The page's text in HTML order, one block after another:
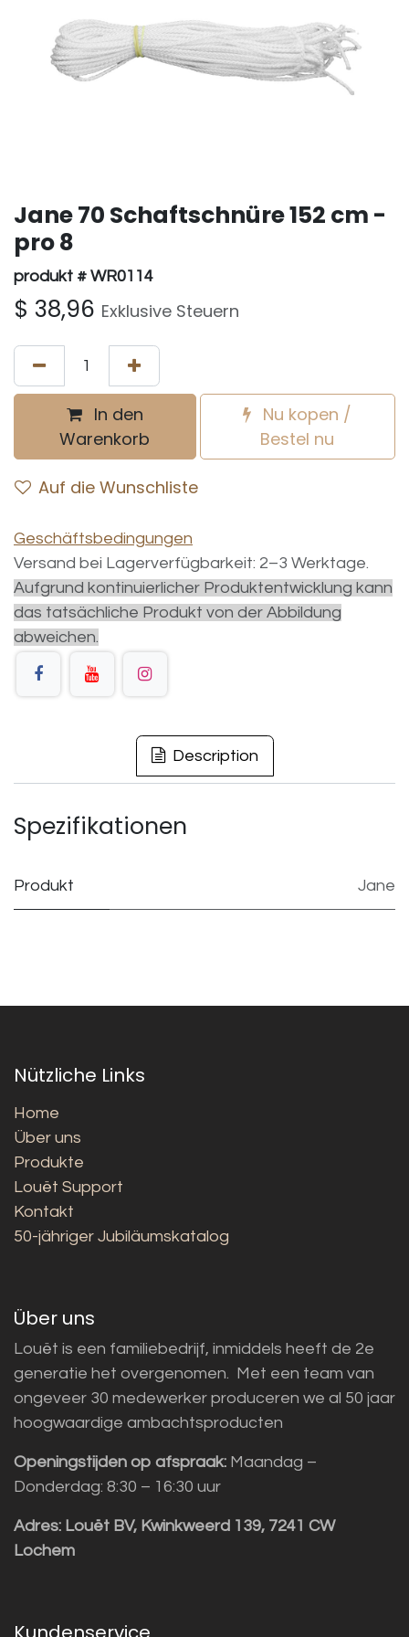
Jane 70 Schaftschnüre 152 cm -
pro 8
produkt # WR0114
$ 38,96 Exklusive Steuern
In den
Warenkorb
Nu kopen /
Bestel nu
Auf die Wunschliste
Geschäftsbedingungen
Versand bei Lagerverfügbarkeit: 2–3 Werktage.
Aufgrund kontinuierlicher Produktentwicklung kann
das tatsächliche Produkt von der Abbildung
abweichen.
Description
Spezifikationen
Produkt Jane
Nützliche Links
Home
Über uns
Produkte
Louët Support
Kontakt
50-jähriger Jubiläumskatalog
Über uns
Louët is een familiebedrijf, inmiddels heeft de 2e
generatie het overgenomen. Met een team van
ongeveer 30 medewerker produceren we al 50 jaar
hoogwaardige ambachtsproducten
Openingstijden op afspraak: Maandag –
Donderdag: 8:30 – 16:30 uur
Adres: Louët BV, Kwinkweerd 139, 7241 CW
Lochem